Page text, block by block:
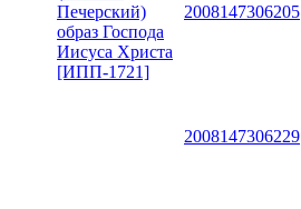
2008147306205
2008147306229